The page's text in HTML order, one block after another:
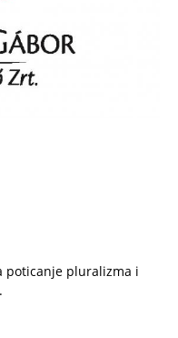
poticanje pluralizma i